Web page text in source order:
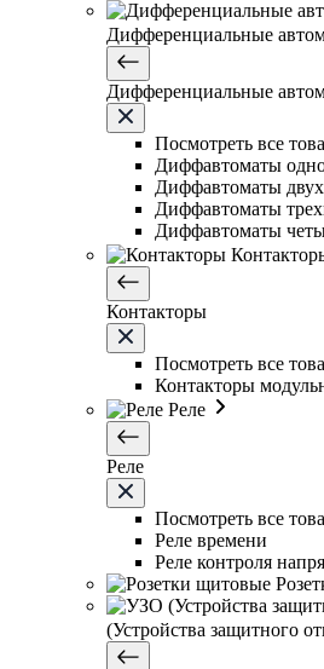
Дифференциальные
Дифференциальные
Посмотреть все
Диффавтоматы
Диффавтоматы
Диффавтоматы
Диффавтоматы
Контакторы
Посмотреть все
Контакторы
Реле
Реле
Посмотреть все
Реле времени
Реле контроля
(Устройства защитного